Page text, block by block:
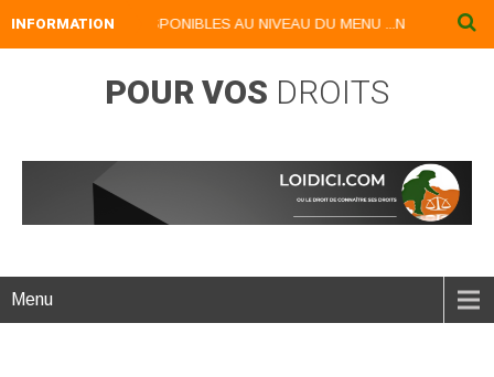
INFORMATIONDISPONIBLES AU NIVEAU DU MENU ...NOS LIVRES
POUR VOS DROITS
Menu